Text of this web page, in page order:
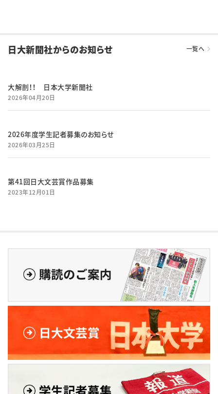
日大新聞社からのお知らせ 一覧へ
大解剖！！ 日本大学新聞社
2026年04月20日
2026年度学生記者募集のお知らせ
2026年03月25日
第41回日大文芸賞作品募集
2023年12月01日